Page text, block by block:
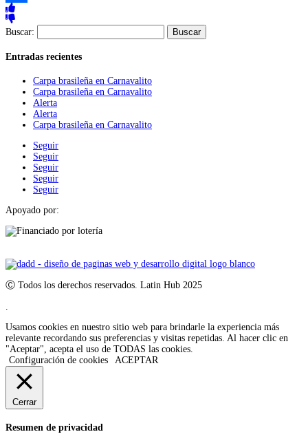
Link
Compartir
Buscar:
Entradas recientes
Carpa brasileña en Carnavalito
Carpa brasileña en Carnavalito
Alerta
Alerta
Carpa brasileña en Carnavalito
Seguir
Seguir
Seguir
Seguir
Seguir
Apoyado por:
Ⓒ Todos los derechos reservados. Latin Hub 2025
.
Usamos cookies en nuestro sitio web para brindarle la experiencia más
relevante recordando sus preferencias y visitas repetidas. Al hacer clic en
"Aceptar", acepta el uso de TODAS las cookies.
Configuración de cookies
ACEPTAR
Cerrar
Resumen de privacidad